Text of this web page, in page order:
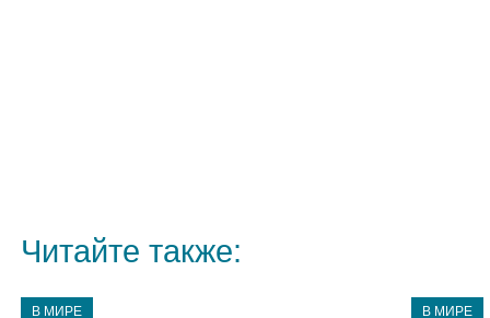
Читайте также:
В МИРЕ В МИРЕ